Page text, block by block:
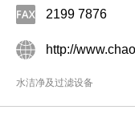
2199 7876
http://
水洁净及过滤设备